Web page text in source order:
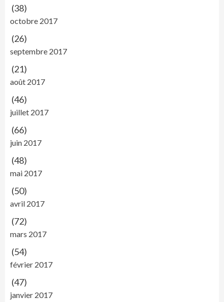
(38)
octobre 2017
(26)
septembre 2017
(21)
août 2017
(46)
juillet 2017
(66)
juin 2017
(48)
mai 2017
(50)
avril 2017
(72)
mars 2017
(54)
février 2017
(47)
janvier 2017